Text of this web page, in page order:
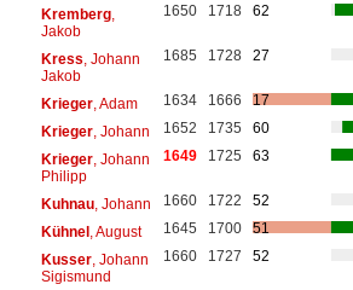
Kremberg,
Jakob
1650 1718 62
Kress , Johann
Jakob
1685 1728 27
Krieger, Adam 1634 1666
17
Krieger, Johann 1652 1735
60
Krieger, Johann
Philipp
1649 1725 63
Kuhnau, Johann 1660 1722
52
Kühnel, August 1645 1700
51
Kusser, Johann
Sigismund
1660 1727 52